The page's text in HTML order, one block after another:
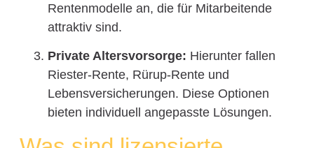
Rentenmodelle an, die für Mitarbeitende
attraktiv sind.
Private Altersvorsorge: Hierunter fallen
Riester-Rente, Rürup-Rente und
Lebensversicherungen. Diese Optionen
bieten individuell angepasste Lösungen.